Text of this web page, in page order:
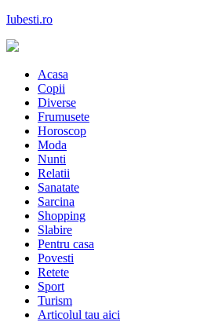
Skip
content
Iubesti.ro
Acasa
Copii
Diverse
Frumusete
Horoscop
Moda
Nunti
Relatii
Sanatate
Sarcina
Shopping
Slabire
Pentru casa
Povesti
Retete
Sport
Turism
Articolul tau aici